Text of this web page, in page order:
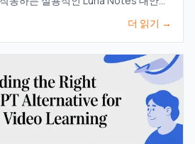
더 읽기 →